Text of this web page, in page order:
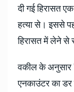
दी गई हिरासत
हत्या से। इससे
हिरासत में लेने से
वकील के अनुसार
एनकाउंटर का